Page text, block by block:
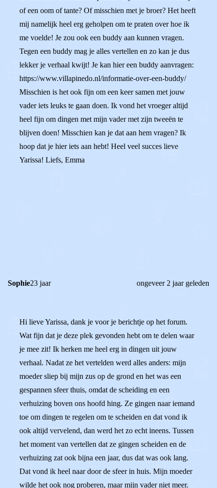
of een oom of tante? Of misschien met je broer? Het heeft
mij namelijk heel erg geholpen om te praten over hoe ik
me voelde! Je zou ook een buddy aan kunnen vragen.
Tegen een buddy mag je alles vertellen en zo kan je dus
lekker je verhaal kwijt! Je kan hier een buddy aanvragen:
https://www.villapinedo.nl/informatie-over-een-buddy/
Misschien is het ook fijn om een keer samen met jouw
vader iets leuks te gaan doen. Ik vond het vroeger altijd
heel fijn om dingen met mijn vader met zijn tweeën te
blijven doen! Misschien kan je dat aan hem vragen? Ik
hoop dat je hier iets aan hebt! Heel veel succes lieve
Yarissa! Liefs, Emma
Sophie23 jaar ongeveer 2 jaar geleden
Hi lieve Yarissa, dank je voor je berichtje op het forum.
Wat fijn dat je deze plek gevonden hebt om te delen waar
je mee zit! Ik herken me heel erg in dingen uit jouw
verhaal. Nadat ze het vertelden werd alles anders: mijn
moeder sliep bij mijn zus op de grond en het was een
gespannen sfeer thuis, omdat de scheiding en een
verhuizing boven ons hoofd hing. Ze gingen naar iemand
toe om dingen te regelen om te scheiden en dat vond ik
ook altijd vervelend, dan werd het zo echt ineens. Tussen
het moment van vertellen dat ze gingen scheiden en de
verhuizing zat ook bijna een jaar, dus dat was ook lang.
Dat vond ik heel naar door de sfeer in huis. Mijn moeder
wilde het ook nog proberen, maar mijn vader niet meer.